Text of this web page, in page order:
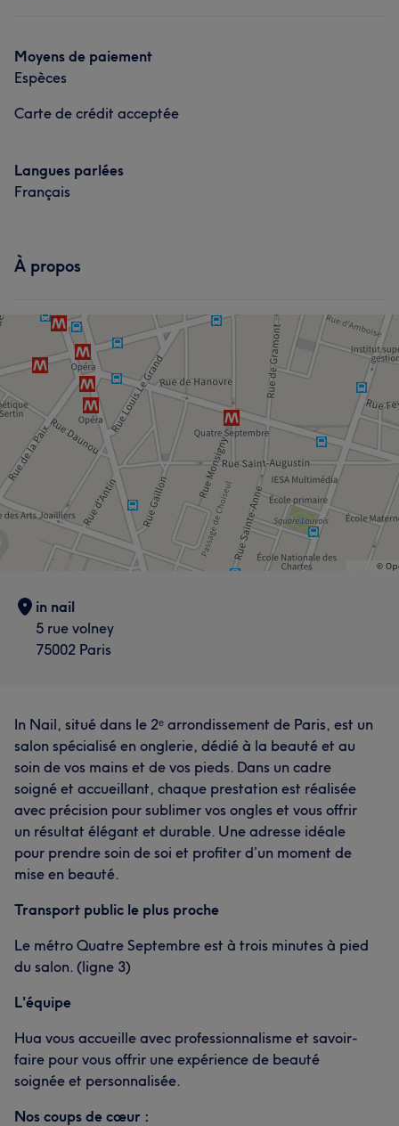
Moyens de paiement
Espèces
Carte de crédit acceptée
Langues parlées
Français
À propos
in nail
5 rue volney
75002 Paris
In Nail, situé dans le 2ᵉ arrondissement de Paris, est un
salon spécialisé en onglerie, dédié à la beauté et au
soin de vos mains et de vos pieds. Dans un cadre
soigné et accueillant, chaque prestation est réalisée
avec précision pour sublimer vos ongles et vous offrir
un résultat élégant et durable. Une adresse idéale
pour prendre soin de soi et profiter d’un moment de
mise en beauté.
Transport public le plus proche
Le métro Quatre Septembre est à trois minutes à pied
du salon. (ligne 3)
L'équipe
Hua vous accueille avec professionnalisme et savoir-
faire pour vous offrir une expérience de beauté
soignée et personnalisée.
Nos coups de cœur :